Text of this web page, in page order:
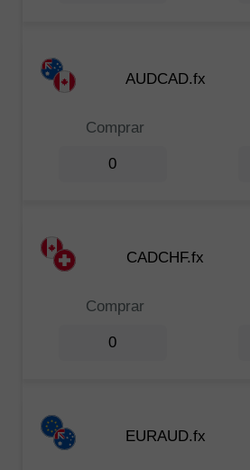
AUDCAD.fx
Comprar
0
CADCHF.fx
Comprar
0
EURAUD.fx